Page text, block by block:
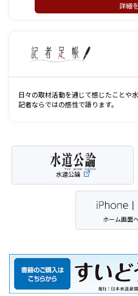
詳細
日々の取材活動を通じて感じたことや
記者ならではの感性で語ります。
水道公論
ホーム画面